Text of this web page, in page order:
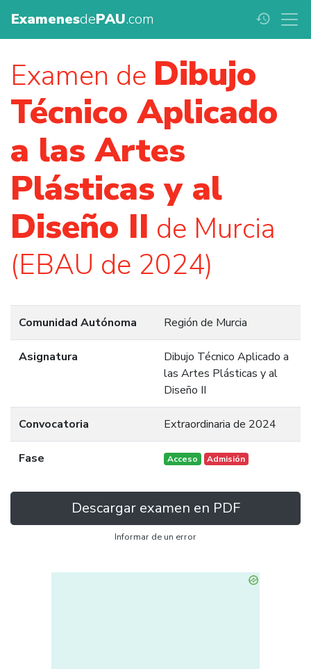
ExamenesdePAU.com history
Examen de Dibujo
Técnico Aplicado
a las Artes
Plásticas y al
Diseño II de Murcia
(EBAU de 2024)
Comunidad Autónoma Región de Murcia
Asignatura
Dibujo Técnico Aplicado a
las Artes Plásticas y al
Diseño II
Convocatoria Extraordinaria de 2024
Fase Acceso Admisión
Descargar examen en PDF
Informar de un error